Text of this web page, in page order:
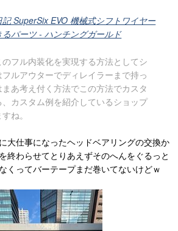
SuperSix EVO 機械式シフトワイヤー
るパーツ - ハンチングガールド
フル内装化を実現する方法としてシ
ルアウターでディレイラーまで持っ
あ考え付く方法でこの方法でカスタ
、カスタム例を紹介しているショップ
ね。
大仕事になったヘッドベアリングの交換か
終わらせてとりあえずそのへんをぐるっと
くってバーテープまだ巻いてないけどｗ